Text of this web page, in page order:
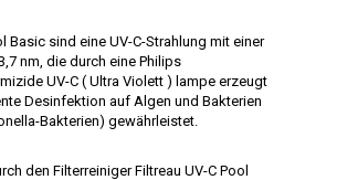
Basic sind eine UV-C-Strahlung mit einer
nm, die durch eine Philips
UV-C ( Ultra Violett ) lampe erzeugt
Desinfektion auf Algen und Bakterien
Bakterien) gewährleistet.
den Filterreiniger Filtreau UV-C Pool